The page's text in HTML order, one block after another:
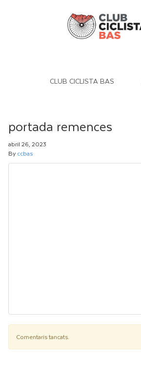
CLUB CICLISTA BAS
portada remences
abril 26, 2023
By ccbas
Comentaris tancats.